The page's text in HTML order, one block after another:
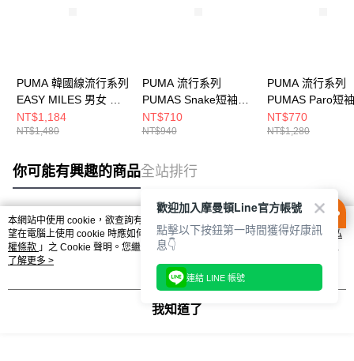
PUMA 韓國線流行系列
EASY MILES 男女 短
袖上衣 63629416
NT$1,184
NT$1,480
PUMA 流行系列
PUMAS Snake短袖T
恤(N) 男女 短袖上衣
63125402
NT$710
NT$940
PUMA 流行系列
PUMAS Paro短
(N) 男女 短袖上
63125302
NT$770
NT$1,280
你可能有興趣的商品全站排行
熱門標籤
本網站中使用 cookie，欲查詢有關本網站使用 cookie 方式之詳情，及若您不希
望在電腦上使用 cookie 時應如何變更電腦的 cookie 設定，請參閱本網站「
隱私
權條款 」之 Cookie 聲明。您繼續使用本網站即表示您同意本公司得按本網站使
用條款之 Cookie 聲明使用 cookie。
了解更多 >
我知道了
歡迎加入摩曼頓Line官方帳號
點擊以下按鈕第一時間獲得好康訊
息👇
連結 LINE 帳號